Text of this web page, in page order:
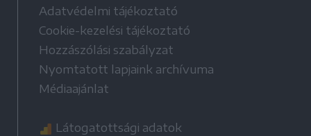
Adatvédelmi tájékoztató
Cookie-kezelési tájékoztató
Hozzászólási szabályzat
Nyomtatott lapjaink archívuma
Médiaajánlat
Látogatottsági adatok